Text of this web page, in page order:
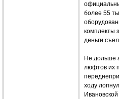
более 55
комплекты
деньги
Не дольше
люфтов их
ходу